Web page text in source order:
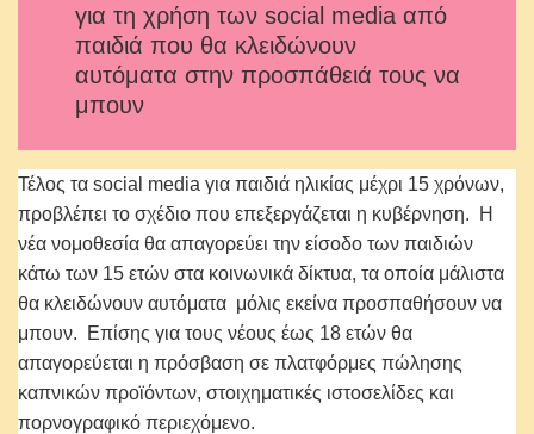
για τη χρήση των social media από
παιδιά που θα κλειδώνουν
αυτόματα στην προσπάθειά τους να
μπουν
Τέλος τα social media για παιδιά ηλικίας μέχρι 15 χρόνων,
προβλέπει το σχέδιο που επεξεργάζεται η κυβέρνηση. Η
νέα νομοθεσία θα απαγορεύει την είσοδο των παιδιών
κάτω των 15 ετών στα κοινωνικά δίκτυα, τα οποία μάλιστα
θα κλειδώνουν αυτόματα μόλις εκείνα προσπαθήσουν να
μπουν. Επίσης για τους νέους έως 18 ετών θα
απαγορεύεται η πρόσβαση σε πλατφόρμες πώλησης
καπνικών προϊόντων, στοιχηματικές ιστοσελίδες και
πορνογραφικό περιεχόμενο.